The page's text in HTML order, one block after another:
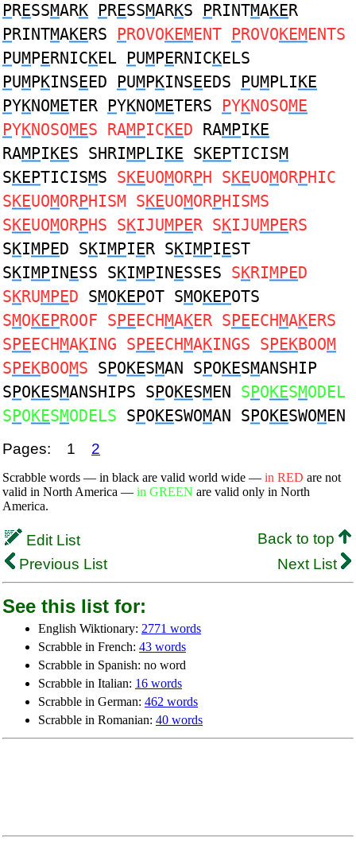
PRESSMARK PRESSMARKS PRINTMAKER
PRINTMAKERS PROVOKEMENT PROVOKEMENTS
PUMPERNICKEL PUMPERNICKELS
PUMPKINSEED PUMPKINSEEDS PUMPLIKE
PYKNOMETER PYKNOMETERS PYKNOSOME
PYKNOSOMES RAMPICKED RAMPIKE
RAMPIKES SHRIMPLIKE SKEPTICISM
SKEPTICISMS SKEUOMORPH SKEUOMORPHIC
SKEUOMORPHISM SKEUOMORPHISMS
SKEUOMORPHS SKIJUMPER SKIJUMPERS
SKIMPED SKIMPIER SKIMPIEST
SKIMPINESS SKIMPINESSES SKRIMPED
SKRUMPED SMOKEPOT SMOKEPOTS
SMOKEPROOF SPEECHMAKER SPEECHMAKERS
SPEECHMAKING SPEECHMAKINGS SPEKBOOM
SPEKBOOMS SPOKESMAN SPOKESMANSHIP
SPOKESMANSHIPS SPOKESMEN SPOKESMODEL
SPOKESMODELS SPOKESWOMAN SPOKESWOMEN
Pages: 1 2
Scrabble words — in black are valid world wide — in RED are not
valid in North America — in GREEN are valid only in North
America.
Edit List
Back to top
Previous List
Next List
See this list for:
English Wiktionary: 2771 words
Scrabble in French: 43 words
Scrabble in Spanish: no word
Scrabble in Italian: 16 words
Scrabble in German: 462 words
Scrabble in Romanian: 40 words